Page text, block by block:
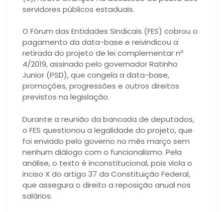
servidores públicos estaduais.
O Fórum das Entidades Sindicais (FES) cobrou o
pagamento da data-base e reivindicou a
retirada do projeto de lei complementar nº
4/2019, assinado pelo governador Ratinho
Junior (PSD), que congela a data-base,
promoções, progressões e outros direitos
previstos na legislação.
Durante a reunião da bancada de deputados,
o FES questionou a legalidade do projeto, que
foi enviado pelo governo no mês março sem
nenhum diálogo com o funcionalismo. Pela
análise, o texto é inconstitucional, pois viola o
inciso X do artigo 37 da Constituição Federal,
que assegura o direito a reposição anual nos
salários.